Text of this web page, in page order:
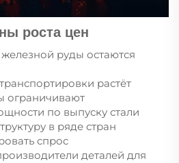
роста цен
руды остаются
растёт
ограничивают
по выпуску стали
в ряде стран
спрос
деталей для